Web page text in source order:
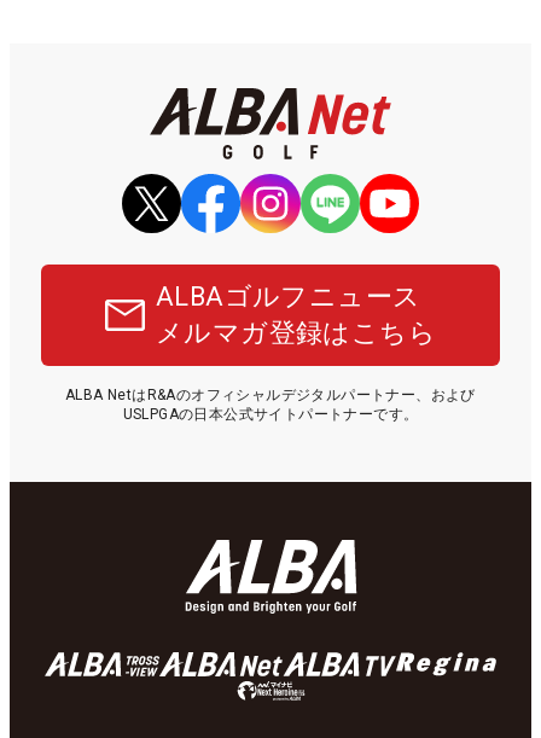
ALBAゴルフニュース
メルマガ登録はこちら
ALBA NetはR&Aのオフィシャルデジタルパートナー、および
USLPGAの日本公式サイトパートナーです。